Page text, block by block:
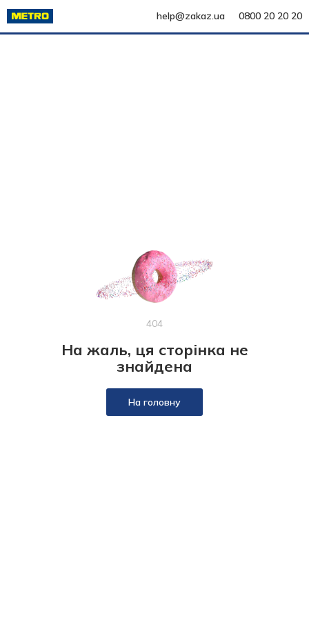
help@zakaz.ua 0800 20 20 20
404
На жаль, ця сторінка не
знайдена
На головну